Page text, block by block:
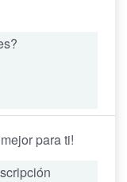
para ti!